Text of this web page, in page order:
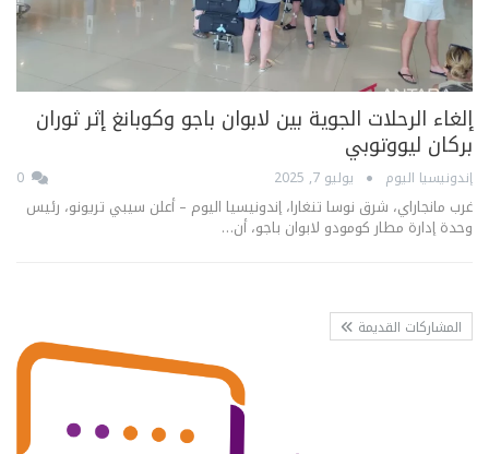
إلغاء الرحلات الجوية بين لابوان باجو وكوبانغ إثر ثوران
بركان ليووتوبي
إندونيسيا اليوم يوليو 7, 2025
غرب مانجاراي، شرق نوسا تنغارا، إندونيسيا اليوم – أعلن سيبي تريونو، رئيس
وحدة إدارة مطار كومودو لابوان باجو، أن…
المشاركات القديمة